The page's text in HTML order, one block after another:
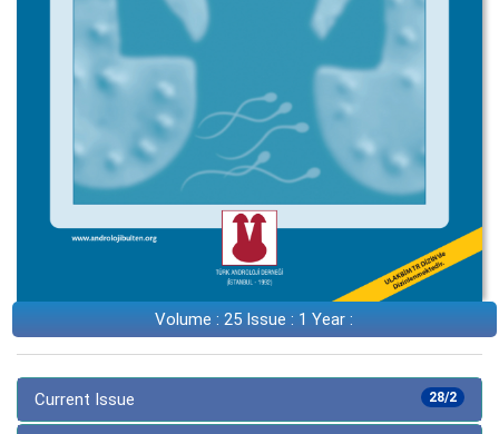
Volume : 25 Issue : 1 Year :
28/2
Current Issue